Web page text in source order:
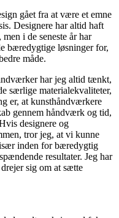
gået fra at være et emne
Designere har altid haft
i de seneste år har
bæredygtige løsninger for,
måde.
har jeg altid tænkt,
særlige materialekvaliteter,
er, at kunsthåndværkere
gennem håndværk og tid,
designere og
tror jeg, at vi kunne
inden for bæredygtig
resultater. Jeg har
sig om at sætte